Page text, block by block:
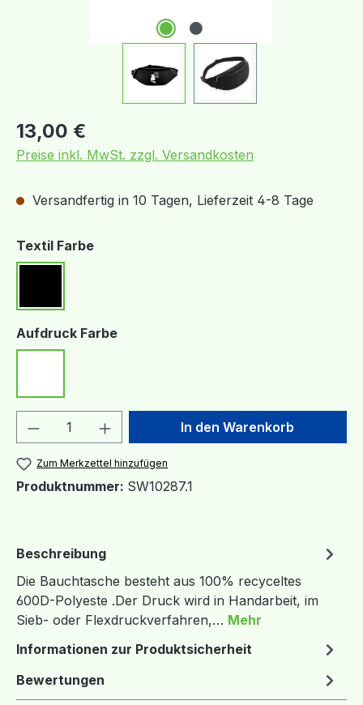
Regulärer Preis:
13,00 €
Preise inkl. MwSt. zzgl. Versandkosten
Versandfertig in 10 Tagen, Lieferzeit 4-8 Tage
Textil Farbeauswählen
Aufdruck Farbeauswählen
Produkt Anzahl: Gib denIn den Warenkorb
Zum Merkzettel hinzufügen
Produktnummer: SW10287.1
Beschreibung
Die Bauchtasche besteht aus 100% recyceltes
600D-Polyeste .Der Druck wird in Handarbeit, im
Sieb- oder Flexdruckverfahren,… Mehr
Informationen zur Produktsicherheit
Bewertungen